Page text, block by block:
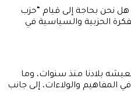
نحن بحاجة إلى قيام “حزب
الحزبية والسياسية في
بلادنا منذ سنوات، وما
والولاءات، إلى جانب